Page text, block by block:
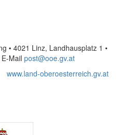
• 4021 Linz, Landhausplatz 1 •
E-Mail post@ooe.gv.at
www.land-oberoesterreich.gv.at